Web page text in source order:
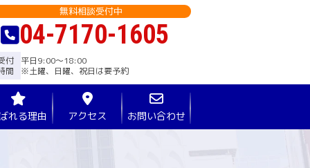
無料相談受付中
04-7170-1605
付
間
平日9:00〜18:00
※土曜、日曜、祝日は要予約
れる理由 アクセス お問い合わせ